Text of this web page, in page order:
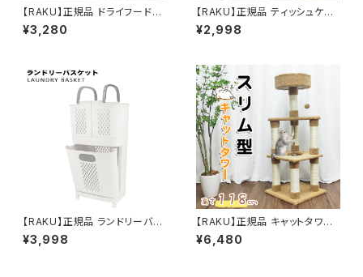
【RAKU】正規品 ドライフードス
トッカー（Lサイズ） ドライフード
ライスストッカー 貯蔵タンク 餌
ト 餌入り
¥3,280
【RAKU】正規品 ティッシュケー
ス ティッシュボックス 木製ティッ
シュケース 木彫目 ペーパータオ
リビング おしゃれ ウェットティッ
シュ ケース ペーパーポット ホル
ダー 26.5×14×8.5cm 送料無
料
¥2,998
【RAKU】正規品 ランドリーバス
ケット ランドリーラック ランドリ
ースクエアバスケット2段 58L
¥3,998
【RAKU】正規品 キャットタワー
キャットツリー 据え置きキャット
タワー 高さ約118cm 猫タワー
¥6,480